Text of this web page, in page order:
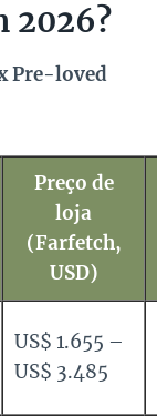
2026?
Pre-loved
Preço de
loja
(Farfetch,
USD)
US$ 1.655 –
US$ 3.485